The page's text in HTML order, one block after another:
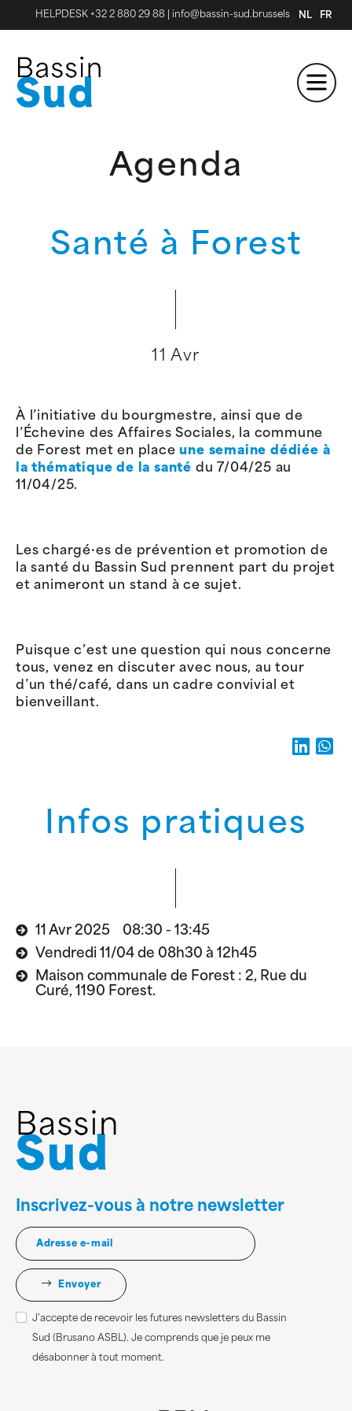
HELPDESK +32 2 880 29 88 info@bassin-sud.brussels NL FR
Agenda
Santé à Forest
11 Avr
À l’initiative du bourgmestre, ainsi que de
l’Échevine des Affaires Sociales, la commune
de Forest met en placeune semaine dédiée à
la thématique de la santé du 7/04/25 au
11/04/25.
Les chargé·es de prévention et promotion de
la santé du Bassin Sud prennent part du projet
et animeront un stand à ce sujet.
Puisque c’est une question qui nous concerne
tous, venez en discuter avec nous, au tour
d’un thé/café, dans un cadre convivial et
bienveillant.
Infos pratiques
11 Avr 2025 08:30 - 13:45
Vendredi 11/04 de 08h30 à 12h45
Maison communale de Forest : 2, Rue du
Curé, 1190 Forest.
Inscrivez-vous à notre newsletter
Envoyer
J’accepte de recevoir les futures newsletters du Bassin
Sud (Brusano ASBL). Je comprends que je peux me
désabonner à tout moment.